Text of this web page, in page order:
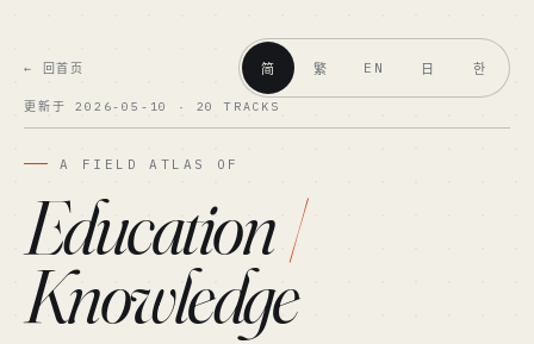
← 回首页 简 繁 EN 日 한
更新于 2026-05-10 · 20 TRACKS
A FIELD ATLAS OF
Education/
Knowledge